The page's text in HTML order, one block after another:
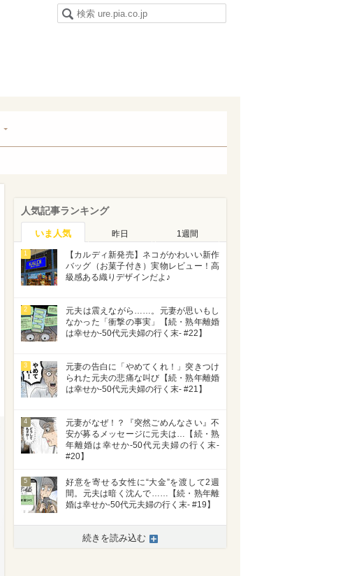
人気記事ランキング
いま人気 昨日 1週間
1
【カルディ新発売】ネコがかわいい新作
バッグ（お菓子付き）実物レビュー！高
級感ある織りデザインだよ♪
2
元夫は震えながら……。元妻が思いもし
なかった「衝撃の事実」【続・熟年離婚
は幸せか-50代元夫婦の行く末- #22】
3
元妻の告白に「やめてくれ！」突きつけ
られた元夫の悲痛な叫び【続・熟年離婚
は幸せか-50代元夫婦の行く末- #21】
4
元妻がなぜ！？『突然ごめんなさい』不
安が募るメッセージに元夫は…【続・熟
年離婚は幸せか-50代元夫婦の行く末-
#20】
5
好意を寄せる女性に“大金”を渡して2週
間。元夫は暗く沈んで……【続・熟年離
婚は幸せか-50代元夫婦の行く末- #19】
続きを読み込む